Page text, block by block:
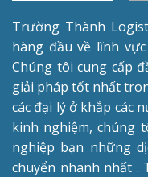
Trường Thành
hàng đầu về lĩnh
Chúng tôi cung cấp
giải pháp tốt nhất
các đại lý ở khắp các
kinh nghiệm, chúng
nghiệp bạn những
chuyển nhanh nhất .